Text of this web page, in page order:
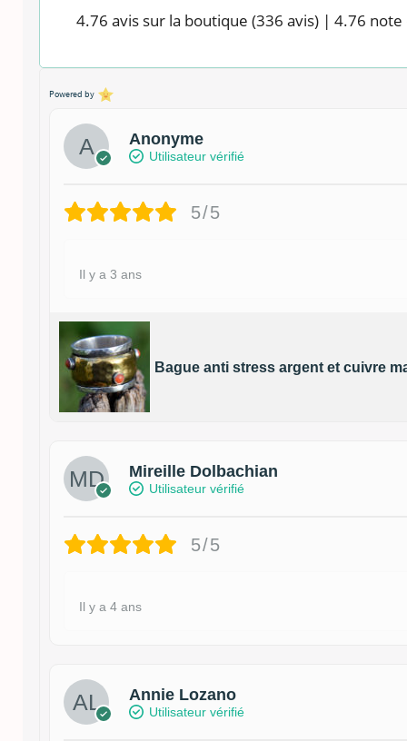
4.76 avis sur la boutique (336 avis)| 4.76
Powered by
Anonyme
Utilisateur vérifié
5/5
Il y a 3 ans
Bague anti stress argent et cuivre
Mireille Dolbachian
Utilisateur vérifié
5/5
Il y a 4 ans
Annie Lozano
Utilisateur vérifié